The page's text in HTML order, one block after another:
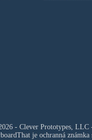
- Clever Prototypes, LLC -
je ochranná známka